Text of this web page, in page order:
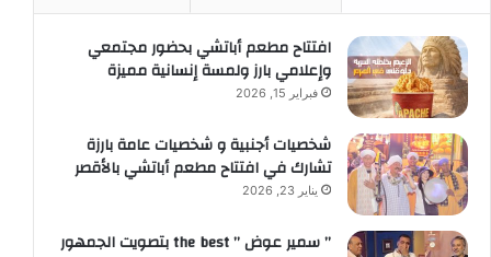
افتتاح مطعم أباتشي بحضور مجتمعي
وإعلامي بارز ولمسة إنسانية مميزة
فبراير 15, 2026
شخصيات أجنبية و شخصيات عامة بارزة
تشارك في افتتاح مطعم أباتشي بالأقصر
يناير 23, 2026
” سمير عوض ” the best بتصويت الجمهور